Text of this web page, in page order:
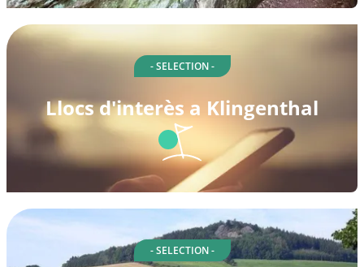
- SELECTION -
Llocs d'interès a Klingenthal
- SELECTION -